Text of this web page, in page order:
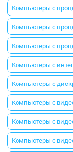
Компьютеры с
Компьютеры с
Компьютеры с
Компьютеры с
Компьютеры с
Компьютеры с
Компьютеры с
Компьютеры с